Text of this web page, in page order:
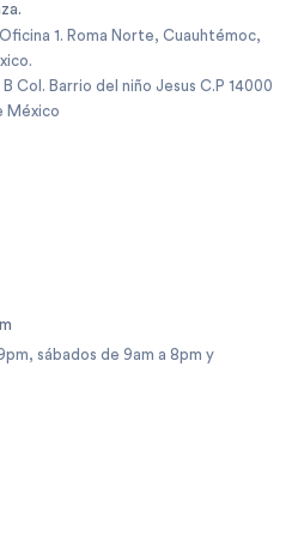
1. Roma Norte, Cuauhtémoc,
Col. Barrio del niño Jesus C.P 14000
México
sábados de 9am a 8pm y